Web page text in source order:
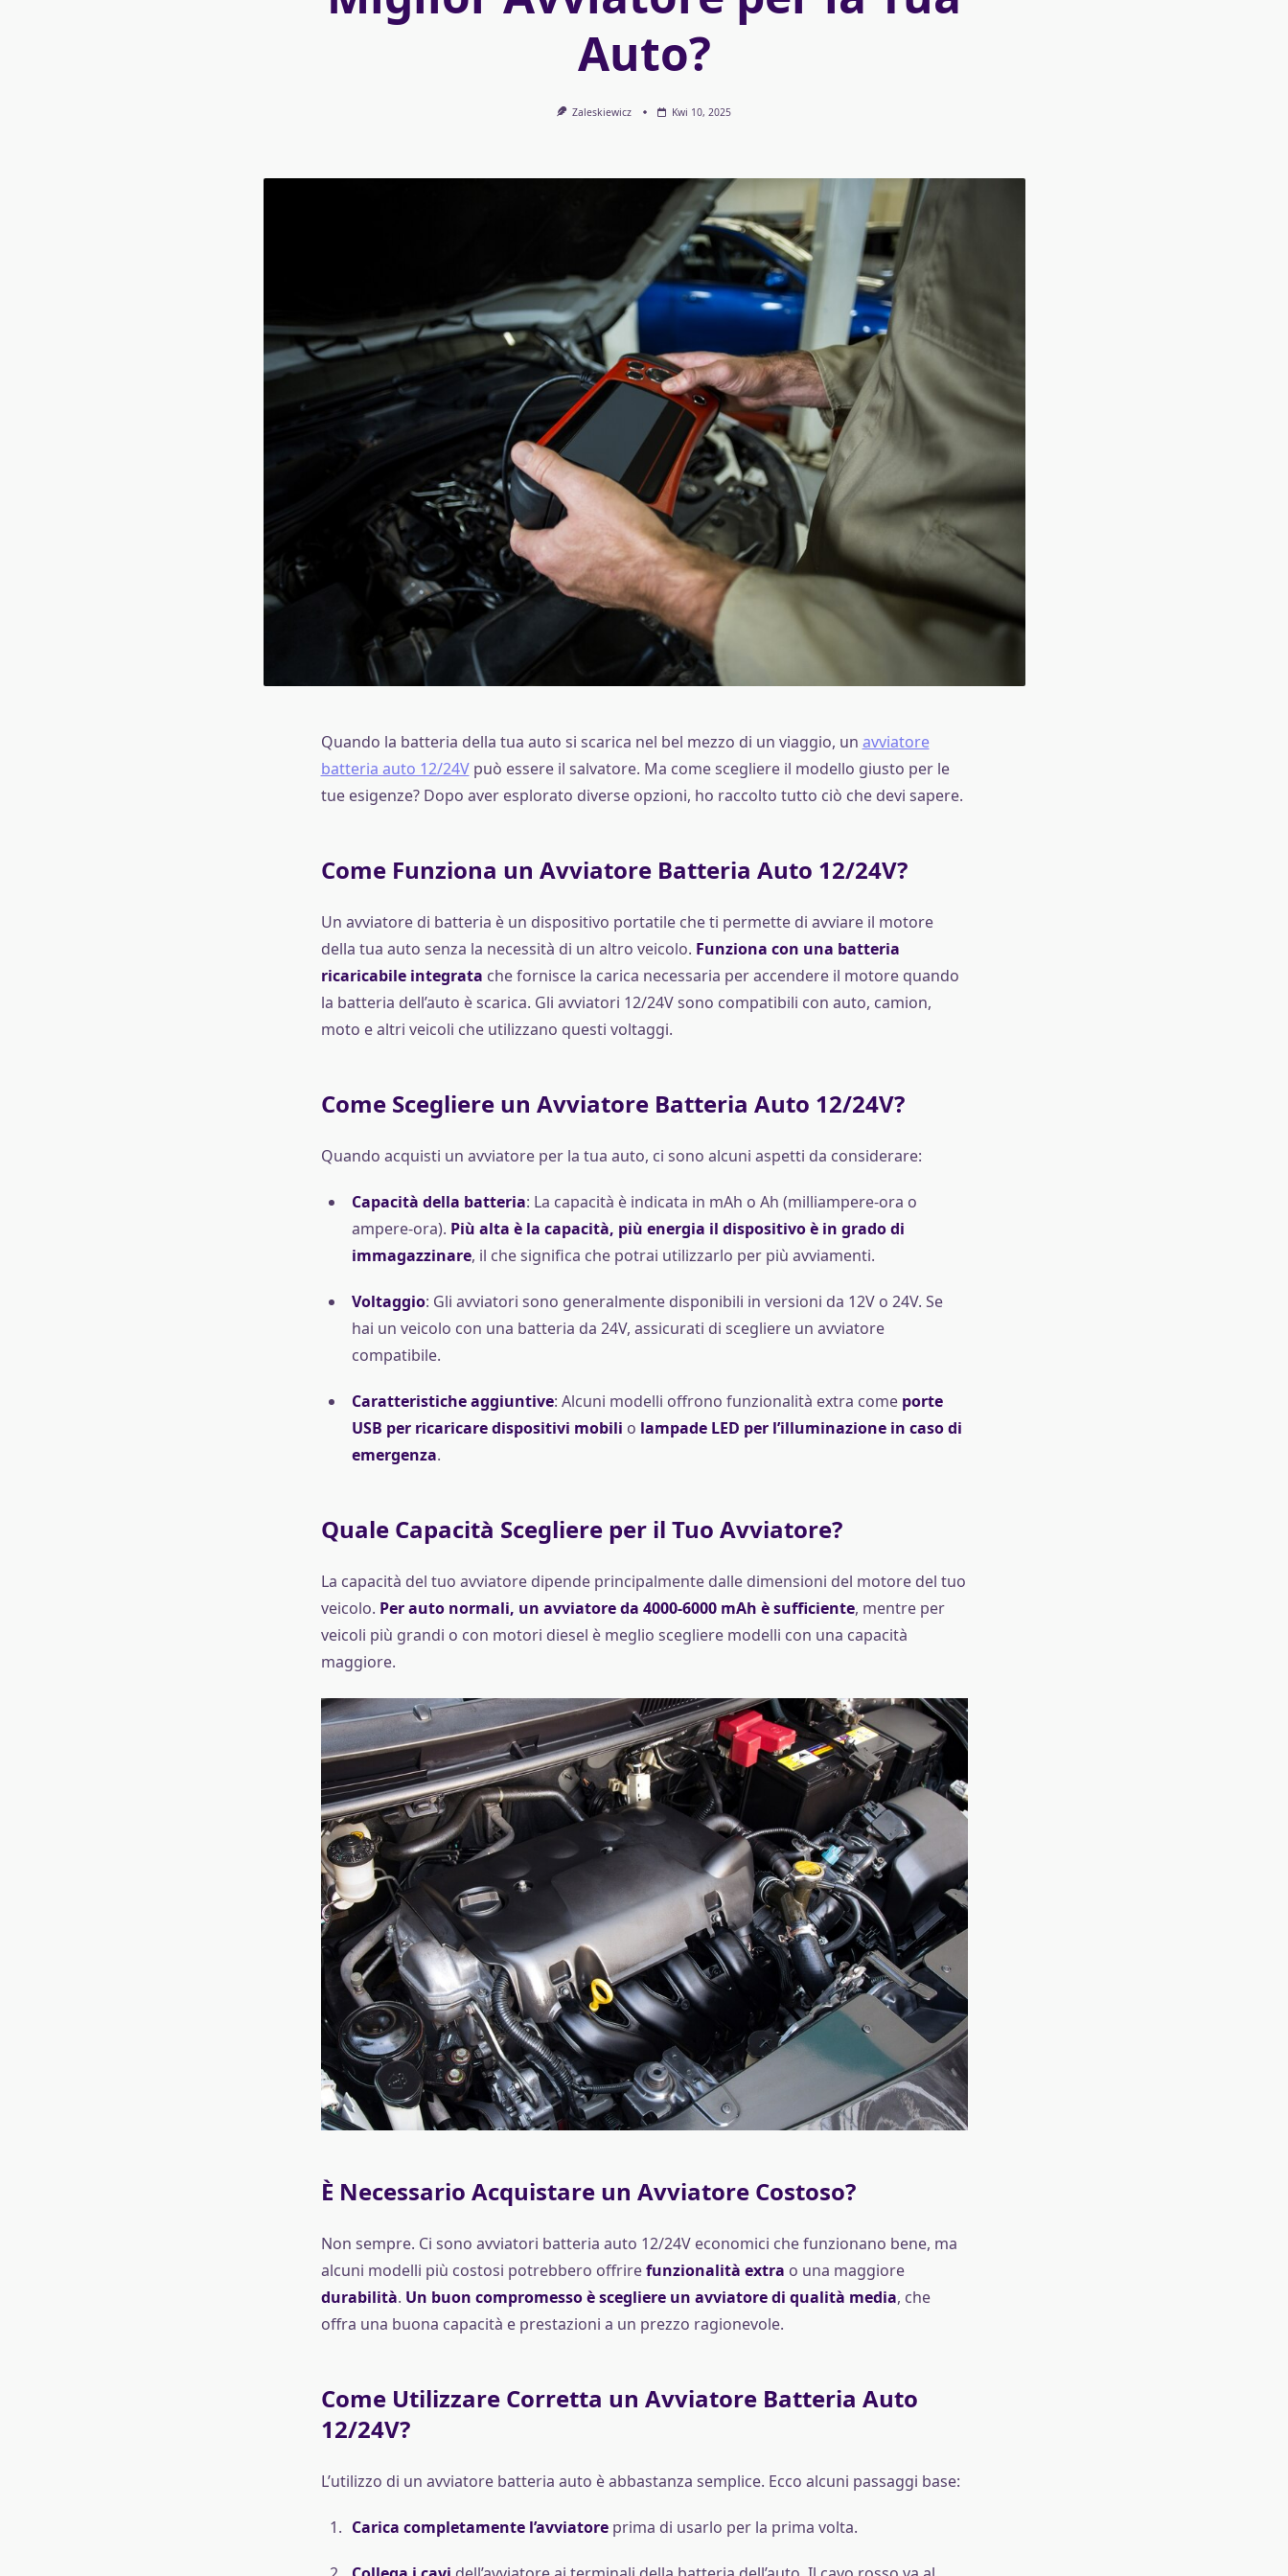
Auto?
Zaleskiewicz Kwi 10, 2025
Quando la batteria della tua auto si scarica nel bel mezzo di un viaggio, un avviatore
batteria auto 12/24Vpuò essere il salvatore. Ma come scegliere il modello giusto per le
tue esigenze? Dopo aver esplorato diverse opzioni, ho raccolto tutto ciò che devi sapere.
Come Funziona un Avviatore Batteria Auto 12/24V?
Un avviatore di batteria è un dispositivo portatile che ti permette di avviare il motore
della tua auto senza la necessità di un altro veicolo. Funziona con una batteria
ricaricabile integrata che fornisce la carica necessaria per accendere il motore quando
la batteria dell’auto è scarica. Gli avviatori 12/24V sono compatibili con auto, camion,
moto e altri veicoli che utilizzano questi voltaggi.
Come Scegliere un Avviatore Batteria Auto 12/24V?
Quando acquisti un avviatore per la tua auto, ci sono alcuni aspetti da considerare:
Capacità della batteria: La capacità è indicata in mAh o Ah (milliampere-ora o
ampere-ora). Più alta è la capacità, più energia il dispositivo è in grado di
immagazzinare, il che significa che potrai utilizzarlo per più avviamenti.
Voltaggio: Gli avviatori sono generalmente disponibili in versioni da 12V o 24V. Se
hai un veicolo con una batteria da 24V, assicurati di scegliere un avviatore
compatibile.
Caratteristiche aggiuntive: Alcuni modelli offrono funzionalità extra come porte
USB per ricaricare dispositivi mobili o lampade LED per l’illuminazione in caso di
emergenza.
Quale Capacità Scegliere per il Tuo Avviatore?
La capacità del tuo avviatore dipende principalmente dalle dimensioni del motore del tuo
veicolo. Per auto normali, un avviatore da 4000-6000 mAh è sufficiente, mentre per
veicoli più grandi o con motori diesel è meglio scegliere modelli con una capacità
maggiore.
È Necessario Acquistare un Avviatore Costoso?
Non sempre. Ci sono avviatori batteria auto 12/24V economici che funzionano bene, ma
alcuni modelli più costosi potrebbero offrirefunzionalità extra o una maggiore
durabilità. Un buon compromesso è scegliere un avviatore di qualità media, che
offra una buona capacità e prestazioni a un prezzo ragionevole.
Come Utilizzare Corretta un Avviatore Batteria Auto
12/24V?
L’utilizzo di un avviatore batteria auto è abbastanza semplice. Ecco alcuni passaggi base:
Carica completamente l’avviatoreprima di usarlo per la prima volta.